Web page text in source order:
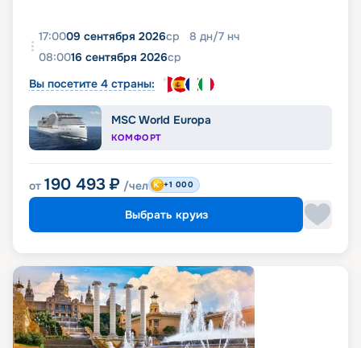
17:0009 сентября 2026ср 8 дн/7 нч
08:0016 сентября 2026ср
Вы посетите 4 страны:
MSC World Europa
КОМФОРТ
от 190 493 ₽ /чел +1 000
Выбрать круиз